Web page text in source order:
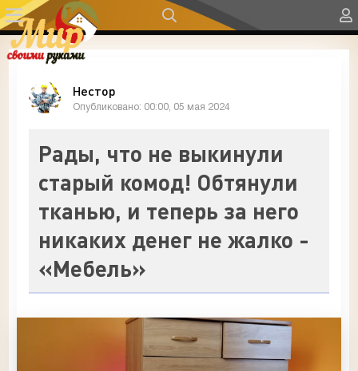
Нестор
Опубликовано: 00:00, 05 мая 2024
Рады, что не выкинули
старый комод! Обтянули
тканью, и теперь за него
никаких денег не жалко -
«Мебель»